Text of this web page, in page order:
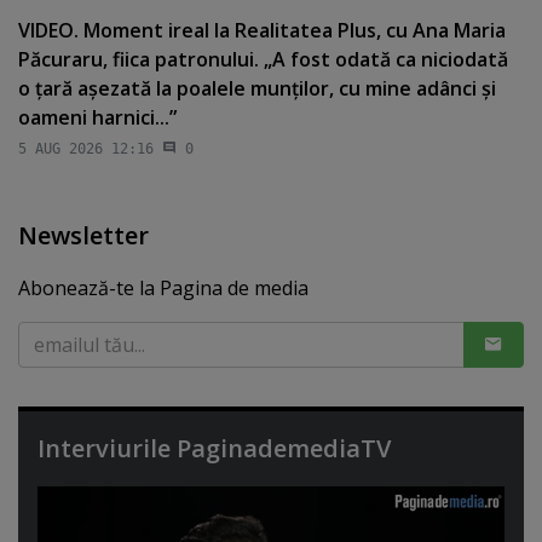
VIDEO. Moment ireal la Realitatea Plus, cu Ana Maria
Păcuraru, fiica patronului. „A fost odată ca niciodată
o ţară aşezată la poalele munţilor, cu mine adânci şi
oameni harnici...”
5 AUG 2026 12:16 0
Newsletter
Abonează-te la Pagina de media
Interviurile PaginademediaTV